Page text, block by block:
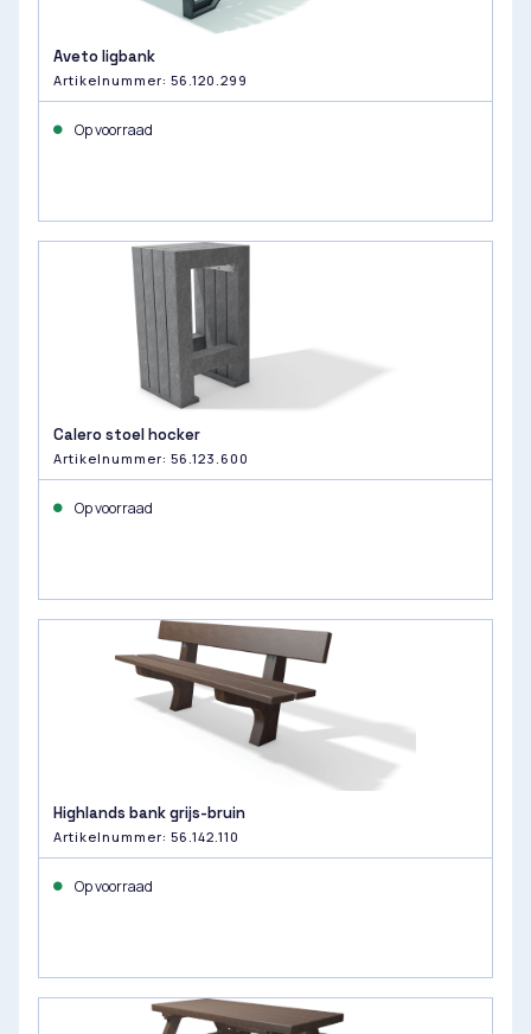
Aveto ligbank
Artikelnummer: 56.120.299
Op voorraad
Calero stoel hocker
Artikelnummer: 56.123.600
Op voorraad
Highlands bank grijs-bruin
Artikelnummer: 56.142.110
Op voorraad